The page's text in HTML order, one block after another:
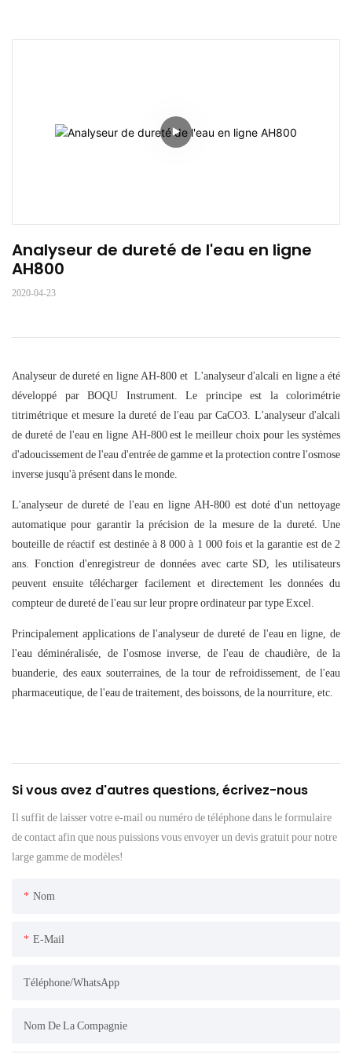
Analyseur de dureté de l'eau en ligne
AH800
2020-04-23
Analyseur de dureté en ligne AH-800 et L'analyseur d'alcali en ligne a été
développé par BOQU Instrument. Le principe est la colorimétrie
titrimétrique et mesure la dureté de l'eau par CaCO3. L'analyseur d'alcali
de dureté de l'eau en ligne AH-800 est le meilleur choix pour les systèmes
d'adoucissement de l'eau d'entrée de gamme et la protection contre l'osmose
inverse jusqu'à présent dans le monde.
L'analyseur de dureté de l'eau en ligne AH-800 est doté d'un nettoyage
automatique pour garantir la précision de la mesure de la dureté. Une
bouteille de réactif est destinée à 8 000 à 1 000 fois et la garantie est de 2
ans. Fonction d'enregistreur de données avec carte SD, les utilisateurs
peuvent ensuite télécharger facilement et directement les données du
compteur de dureté de l'eau sur leur propre ordinateur par type Excel.
Principalement applications de l'analyseur de dureté de l'eau en ligne, de
l'eau déminéralisée, de l'osmose inverse, de l'eau de chaudière, de la
buanderie, des eaux souterraines, de la tour de refroidissement, de l'eau
pharmaceutique, de l'eau de traitement, des boissons, de la nourriture, etc.
Si vous avez d'autres questions, écrivez-nous
Il suffit de laisser votre e-mail ou numéro de téléphone dans le formulaire
de contact afin que nous puissions vous envoyer un devis gratuit pour notre
large gamme de modèles!
Nom
E-Mail
Téléphone/WhatsApp
Nom De La Compagnie